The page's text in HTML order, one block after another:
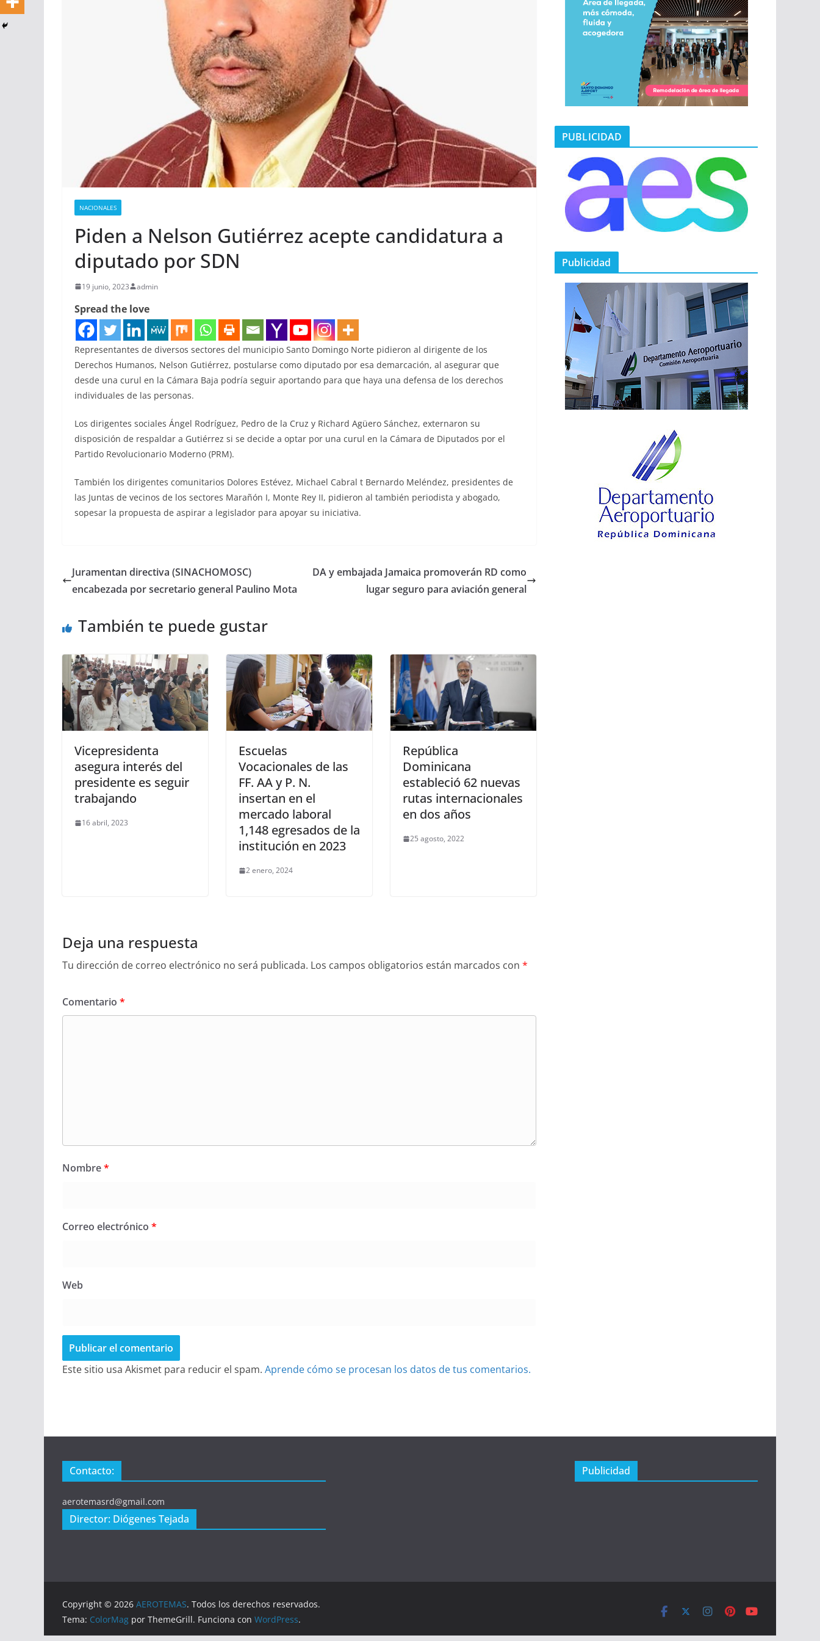
NACIONALES
Piden a Nelson Gutiérrez acepte candidatura a
diputado por SDN
19 junio, 2023 admin
Spread the love
Representantes de diversos sectores del municipio Santo Domingo Norte pidieron al dirigente de los
Derechos Humanos, Nelson Gutiérrez, postularse como diputado por esa demarcación, al asegurar que
desde una curul en la Cámara Baja podría seguir aportando para que haya una defensa de los derechos
individuales de las personas.
Los dirigentes sociales Ángel Rodríguez, Pedro de la Cruz y Richard Agüero Sánchez, externaron su
disposición de respaldar a Gutiérrez si se decide a optar por una curul en la Cámara de Diputados por el
Partido Revolucionario Moderno (PRM).
También los dirigentes comunitarios Dolores Estévez, Michael Cabral t Bernardo Meléndez, presidentes de
las Juntas de vecinos de los sectores Marañón I, Monte Rey II, pidieron al también periodista y abogado,
sopesar la propuesta de aspirar a legislador para apoyar su iniciativa.
Juramentan directiva (SINACHOMOSC)
encabezada por secretario general Paulino Mota
DA y embajada Jamaica promoverán RD como
lugar seguro para aviación general
También te puede gustar
Vicepresidenta
asegura interés del
presidente es seguir
trabajando
16 abril, 2023
Escuelas
Vocacionales de las
FF. AA y P. N.
insertan en el
mercado laboral
1,148 egresados de la
institución en 2023
2 enero, 2024
República
Dominicana
estableció 62 nuevas
rutas internacionales
en dos años
25 agosto, 2022
Deja una respuesta
Tu dirección de correo electrónico no será publicada. Los campos obligatorios están marcados con *
Comentario *
Nombre*
Correo electrónico *
Web
Este sitio usa Akismet para reducir el spam. Aprende cómo se procesan los datos de tus comentarios.
PUBLICIDAD
Publicidad
Contacto:
aerotemasrd@gmail.com
Director: Diógenes Tejada
Publicidad
Copyright © 2026 AEROTEMAS. Todos los derechos reservados.
Tema: ColorMag por ThemeGrill. Funciona con WordPress.